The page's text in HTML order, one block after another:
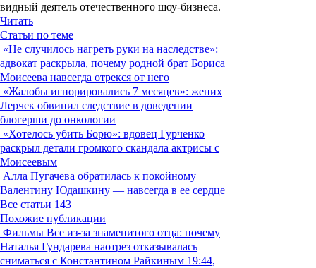
видный деятель отечественного шоу-бизнеса.
Читать
Статьи по теме
«Не случилось нагреть руки на наследстве»:
адвокат раскрыла, почему родной брат Бориса
Моисеева навсегда отрекся от него
«Жалобы игнорировались 7 месяцев»: жених
Лерчек обвинил следствие в доведении
блогерши до онкологии
«Хотелось убить Борю»: вдовец Гурченко
раскрыл детали громкого скандала актрисы с
Моисеевым
Алла Пугачева обратилась к покойному
Валентину Юдашкину — навсегда в ее сердце
Все статьи 143
Похожие публикации
Фильмы Все из-за знаменитого отца: почему
Наталья Гундарева наотрез отказывалась
сниматься с Константином Райкиным 19:44,